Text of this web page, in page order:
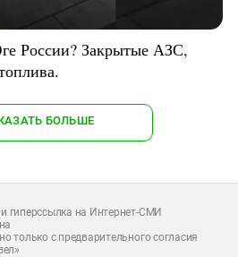
России? Закрытые АЗС,
БОЛЬШЕ
гиперссылка на Интернет-СМИ
только с предварительного согласия